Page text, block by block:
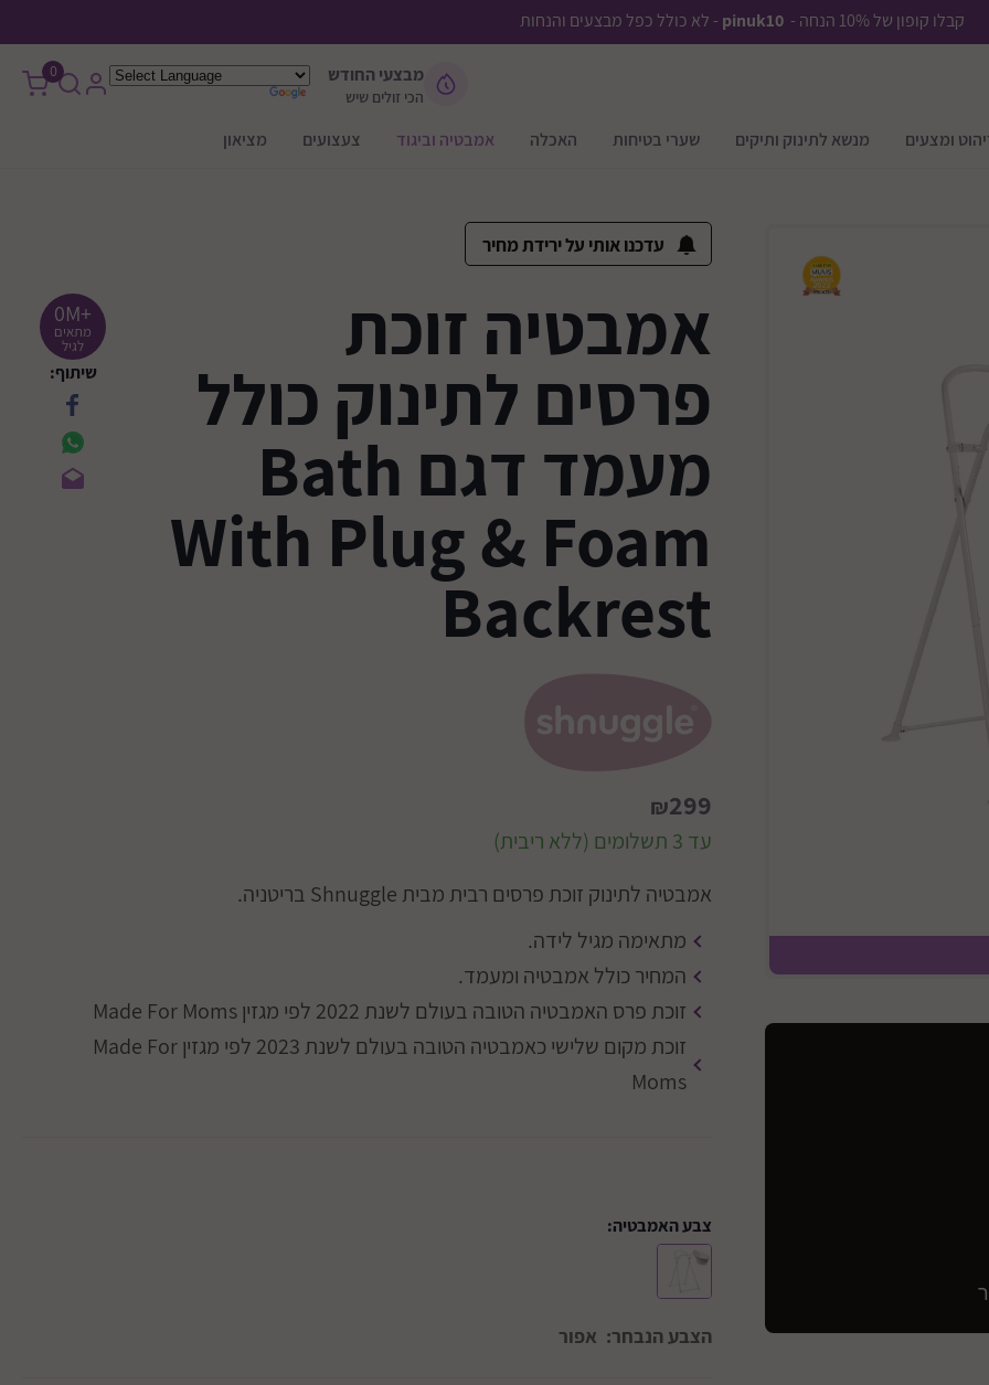
קבלו קופון של 10% הנחה - pinuk10 - לא כולל כפל מבצעים והנחות
ומצעים מנשא לתינוק ותיקים שערי בטיחות האכלה אמבטיה וביגוד צעצועים מציאון
מבצעי החודש
הכי זולים שיש
0
המעמד שמקבלים
עדכנו אותי על ירידת מחיר
אמבטיה זוכת
פרסים לתינוק כולל
מעמד דגם Bath
With Plug & Foam
Backrest
₪299
עד 3 תשלומים (ללא ריבית)
+0M
מתאים
לגיל
שיתוף:
אמבטיה לתינוק זוכת פרסים רבית מבית Shnuggle בריטניה.
מתאימה מגיל לידה.
המחיר כולל אמבטיה ומעמד.
זוכת פרס האמבטיה הטובה בעולם לשנת 2022 לפי מגזין Made For Moms
זוכת מקום שלישי כאמבטיה הטובה בעולם לשנת 2023 לפי מגזין Made For
Moms
צבע האמבטיה:
הצבע הנבחר: אפור